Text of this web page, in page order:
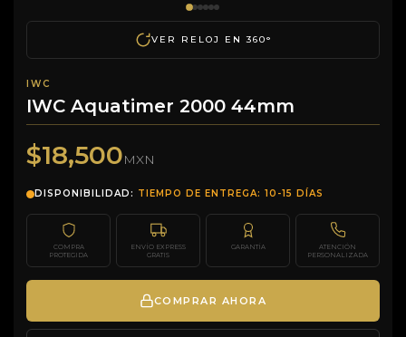
VER RELOJ EN 360°
IWC
IWC Aquatimer 2000 44mm
$18,500MXN
DISPONIBILIDAD: TIEMPO DE ENTREGA: 10-15 DÍAS
COMPRA
PROTEGIDA
ENVÍO EXPRESS
GRATIS
GARANTÍA
ATENCIÓN
PERSONALIZADA
COMPRAR AHORA